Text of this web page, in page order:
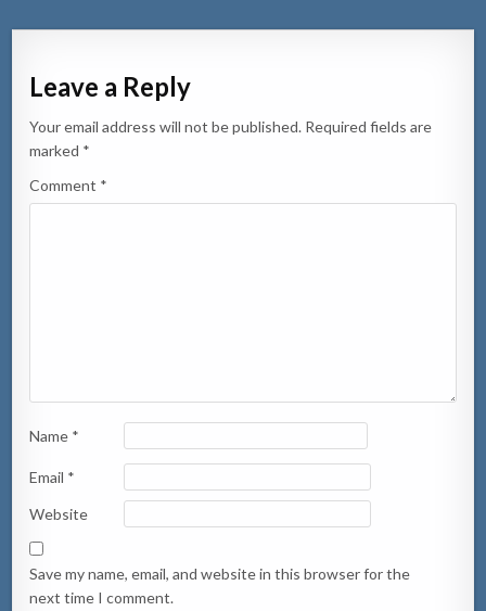
Leave a Reply
Your email address will not be published. Required fields are
marked *
Comment *
Name *
Email *
Website
Save my name, email, and website in this browser for the
next time I comment.